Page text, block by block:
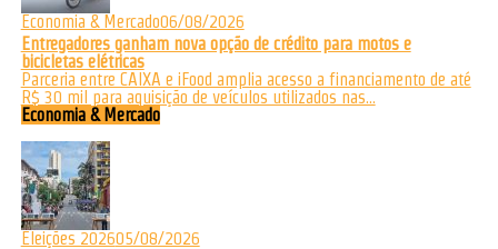
Economia & Mercado06/08/2026
Entregadores ganham nova opção de crédito para motos e
bicicletas elétricas
Parceria entre CAIXA e iFood amplia acesso a financiamento de até
R$ 30 mil para aquisição de veículos utilizados nas...
Economia & Mercado
Eleições 202605/08/2026